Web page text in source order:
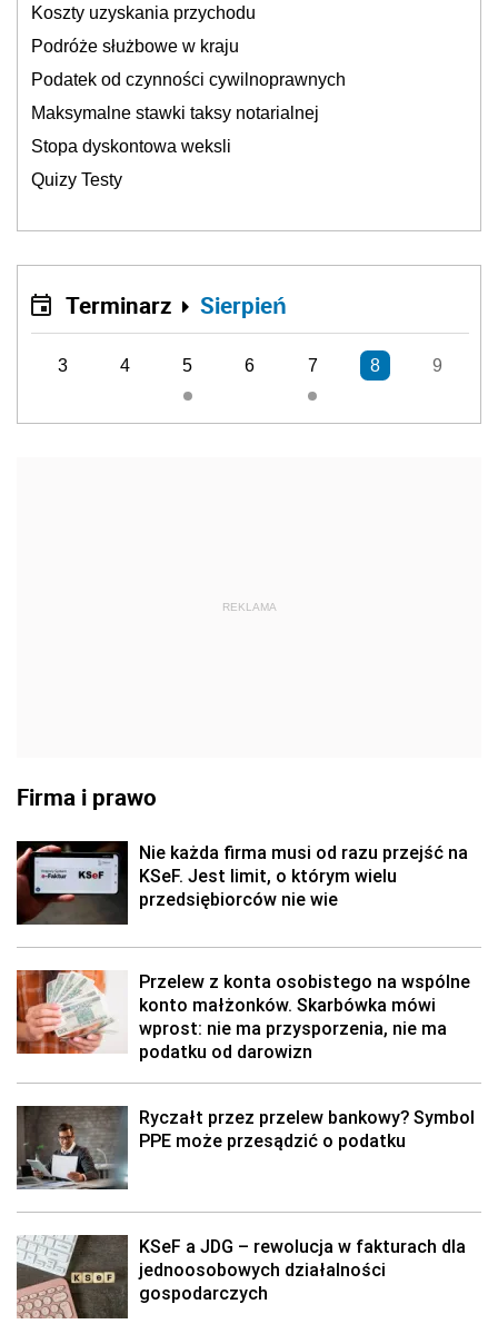
Koszty uzyskania przychodu
Podróże służbowe w kraju
Podatek od czynności cywilnoprawnych
Maksymalne stawki taksy notarialnej
Stopa dyskontowa weksli
Quizy Testy
Terminarz Sierpień
3 4 5 6 7 8 9
REKLAMA
Firma i prawo
Nie każda firma musi od razu przejść na
KSeF. Jest limit, o którym wielu
przedsiębiorców nie wie
Przelew z konta osobistego na wspólne
konto małżonków. Skarbówka mówi
wprost: nie ma przysporzenia, nie ma
podatku od darowizn
Ryczałt przez przelew bankowy? Symbol
PPE może przesądzić o podatku
KSeF a JDG – rewolucja w fakturach dla
jednoosobowych działalności
gospodarczych